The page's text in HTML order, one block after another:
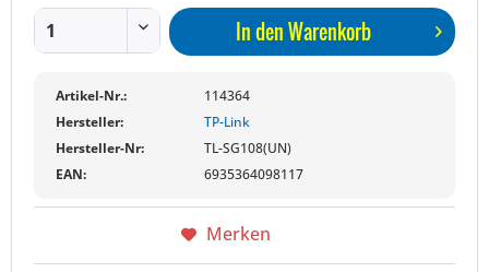
In denWarenkorb
Artikel-Nr.:
114364
Hersteller:
TP-Link
Hersteller-Nr:
TL-SG108(UN)
EAN:
6935364098117
Merken